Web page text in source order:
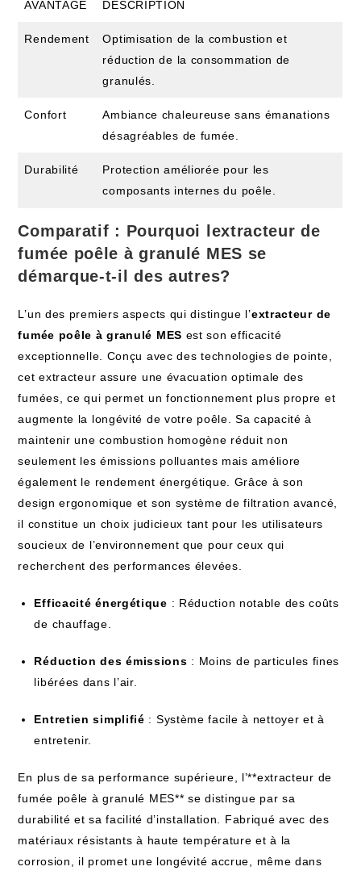
AVANTAGE DESCRIPTION
Rendement
Optimisation de la combustion et
réduction de la consommation de
granulés.
Confort
Ambiance chaleureuse sans émanations
désagréables de fumée.
Durabilité
Protection améliorée pour les
composants internes du poêle.
Comparatif : Pourquoi lextracteur de
fumée poêle à granulé MES se
démarque-t-il des autres?
L’un des premiers aspects qui distingue l’extracteur de
fumée poêle à granulé MES est son efficacité
exceptionnelle. Conçu avec des technologies de pointe,
cet extracteur assure une évacuation optimale des
fumées, ce qui permet un fonctionnement plus propre et
augmente la longévité de votre poêle. Sa capacité à
maintenir une combustion homogène réduit non
seulement les émissions polluantes mais améliore
également le rendement énergétique. Grâce à son
design ergonomique et son système de filtration avancé,
il constitue un choix judicieux tant pour les utilisateurs
soucieux de l’environnement que pour ceux qui
recherchent des performances élevées.
Efficacité énergétique : Réduction notable des coûts
de chauffage.
Réduction des émissions : Moins de particules fines
libérées dans l’air.
Entretien simplifié : Système facile à nettoyer et à
entretenir.
En plus de sa performance supérieure, l’**extracteur de
fumée poêle à granulé MES** se distingue par sa
durabilité et sa facilité d’installation. Fabriqué avec des
matériaux résistants à haute température et à la
corrosion, il promet une longévité accrue, même dans